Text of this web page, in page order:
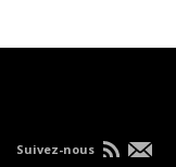
Suivez-nous